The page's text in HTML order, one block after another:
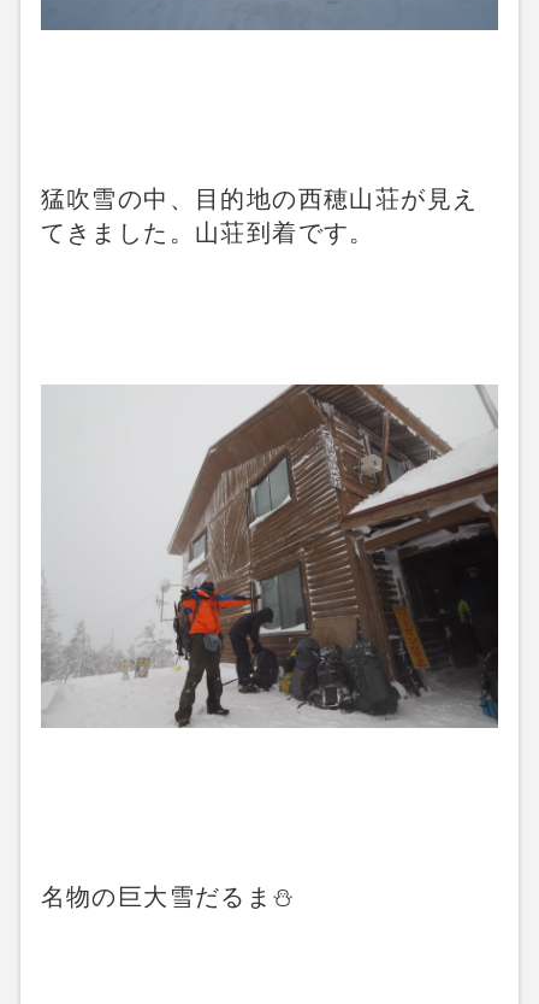
猛吹雪の中、目的地の西穂山荘が見え
てきました。山荘到着です。
名物の巨大雪だるま⛄️